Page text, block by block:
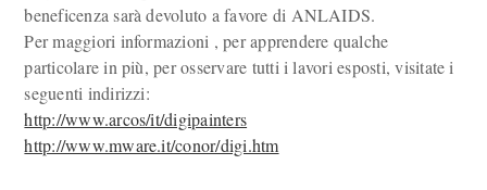
beneficenza sarà devoluto a favore di ANLAIDS.
Per maggiori informazioni , per apprendere qualche
particolare in più, per osservare tutti i lavori esposti, visitate i
seguenti indirizzi:
http://www.arcos/it/digipainters
http://www.mware.it/conor/digi.htm